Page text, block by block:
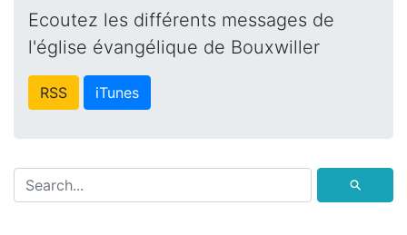
Ecoutez les différents messages de
l'église évangélique de Bouxwiller
RSS iTunes
⚲